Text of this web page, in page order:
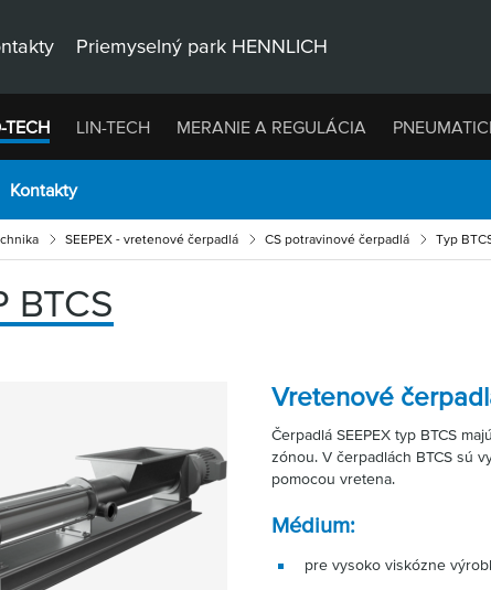
Priemyselný park HENNLICH
TECH LIN-TECH MERANIE A REGULÁCIA
Kontakty
SEEPEX - vretenové čerpadlá CS potravinové čerpadlá Typ
BTCS
Vretenové
Čerpadlá SEEPEX typ BTCS
zónou. V čerpadlách BTCS sú
pomocou vretena.
Médium:
pre vysoko viskózne